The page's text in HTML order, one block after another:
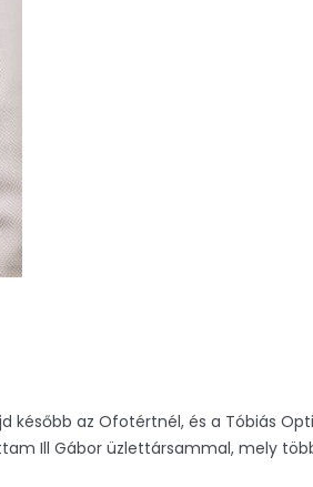
később az Ofotértnél, és a Tóbiás
Ill Gábor üzlettársammal, mely